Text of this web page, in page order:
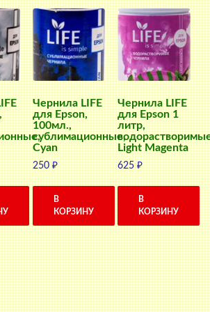
Чернила LIFE
для Epson,
100мл.,
сублимационные,
Cyan
250₽
В
КОРЗИНУ
Чернила LIFE
для Epson 1
литр,
Light Magenta
625₽
В
КОРЗИНУ